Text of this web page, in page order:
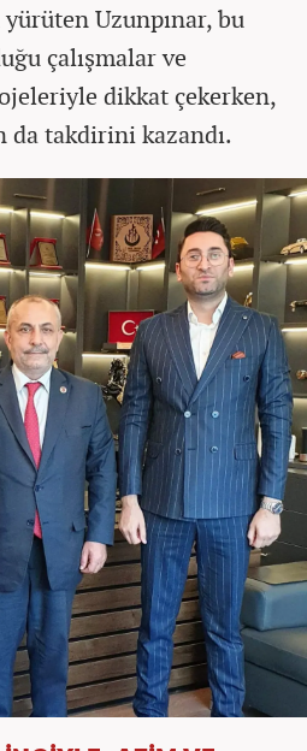
Uzunpınar, bu
çalışmalar ve
dikkat çekerken,
da takdirini kazandı.